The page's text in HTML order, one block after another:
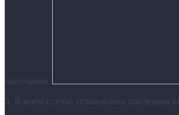
окончания.
5. В моём случае установлена последняя